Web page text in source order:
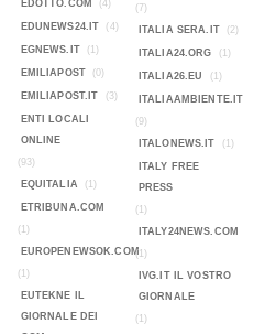
EDOTTO.COM (4)
EDUNEWS24.IT (4)
EGNEWS.IT (1)
EMILIAPOST (0)
EMILIAPOST.IT (3)
ENTI LOCALI
ONLINE
(93)
EQUITALIA
(1)
ETRIBUNA.COM
(1)
EUROPENEWSOK.COM
(1)
EUTEKNE IL
GIORNALE DEI
(7)
ITALIA SERA.IT
(2)
ITALIA24.ORG (1)
ITALIA26.EU (1)
ITALIAAMBIENTE.IT
(9)
ITALONEWS.IT
(1)
ITALY FREE
PRESS
(1)
ITALY24NEWS.COM
(1)
IVG.IT IL VOSTRO
GIORNALE
(1)